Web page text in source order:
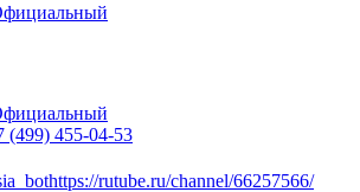
(499) 455-04-53
https://rutube.ru/channel/66257566/